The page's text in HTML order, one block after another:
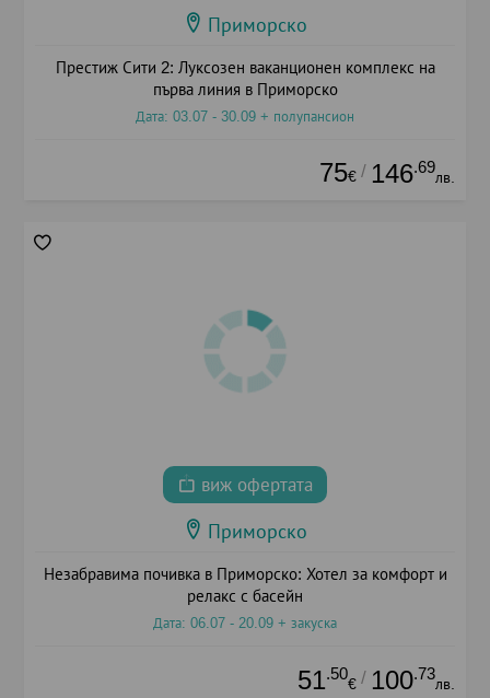
Приморско
Престиж Сити 2: Луксозен ваканционен комплекс на
първа линия в Приморско
Дата: 03.07 - 30.09 + полупансион
75€ / 146.69
лв.
виж офертата
Приморско
Незабравима почивка в Приморско: Хотел за комфорт и
релакс с басейн
Дата: 06.07 - 20.09 + закуска
51.50
€ / 100.73
лв.